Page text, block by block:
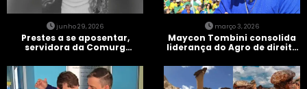
junho 29, 2026
Prestes a se aposentar,
servidora da Comurg
entra em protocolo de
morte encefálica
março 3, 2026
Maycon Tombini consolida
liderança do Agro de direita
Brasil” em Goiânia